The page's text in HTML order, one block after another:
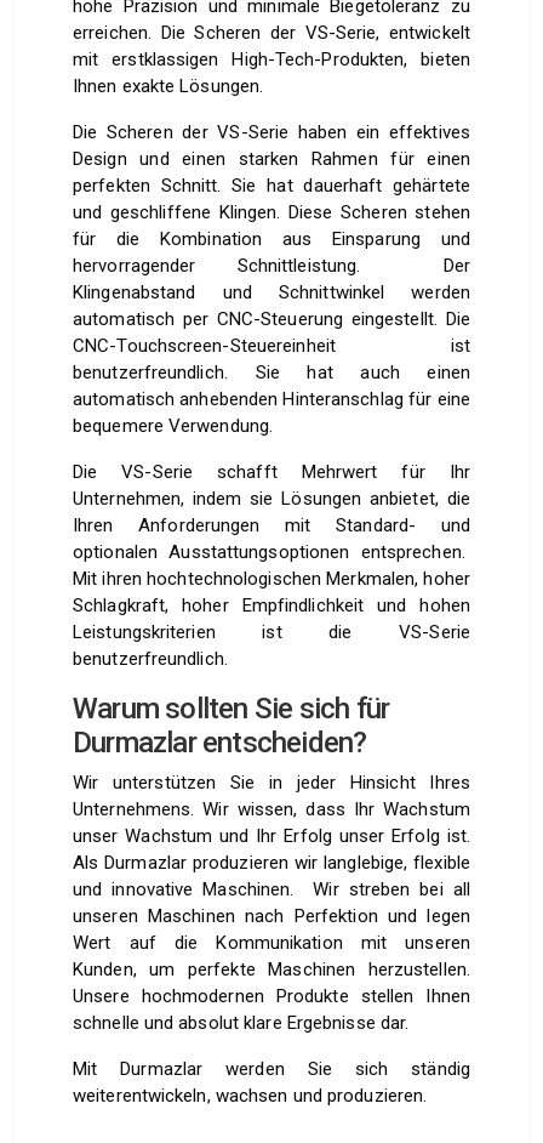
hohe Präzision und minimale Biegetoleranz zu
erreichen. Die Scheren der VS-Serie, entwickelt
mit erstklassigen High-Tech-Produkten, bieten
Ihnen exakte Lösungen.
Die Scheren der VS-Serie haben ein effektives
Design und einen starken Rahmen für einen
perfekten Schnitt. Sie hat dauerhaft gehärtete
und geschliffene Klingen. Diese Scheren stehen
für die Kombination aus Einsparung und
hervorragender Schnittleistung. Der
Klingenabstand und Schnittwinkel werden
automatisch per CNC-Steuerung eingestellt. Die
CNC-Touchscreen-Steuereinheit ist
benutzerfreundlich. Sie hat auch einen
automatisch anhebenden Hinteranschlag für eine
bequemere Verwendung.
Die VS-Serie schafft Mehrwert für Ihr
Unternehmen, indem sie Lösungen anbietet, die
Ihren Anforderungen mit Standard- und
optionalen Ausstattungsoptionen entsprechen.
Mit ihren hochtechnologischen Merkmalen, hoher
Schlagkraft, hoher Empfindlichkeit und hohen
Leistungskriterien ist die VS-Serie
benutzerfreundlich.
Warum sollten Sie sich für
Durmazlar entscheiden?
Wir unterstützen Sie in jeder Hinsicht Ihres
Unternehmens. Wir wissen, dass Ihr Wachstum
unser Wachstum und Ihr Erfolg unser Erfolg ist.
Als Durmazlar produzieren wir langlebige, flexible
und innovative Maschinen. Wir streben bei all
unseren Maschinen nach Perfektion und legen
Wert auf die Kommunikation mit unseren
Kunden, um perfekte Maschinen herzustellen.
Unsere hochmodernen Produkte stellen Ihnen
schnelle und absolut klare Ergebnisse dar.
Mit Durmazlar werden Sie sich ständig
weiterentwickeln, wachsen und produzieren.